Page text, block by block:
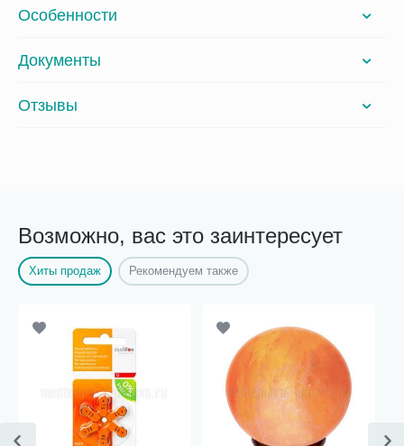
Особенности
Документы
Отзывы
Возможно, вас это заинтересует
Хиты продаж Рекомендуем также